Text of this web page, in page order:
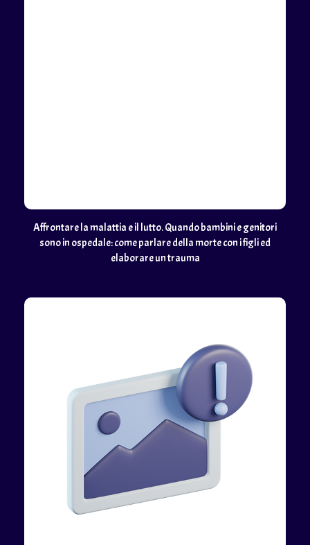
Affrontare la malattia e il lutto. Quando bambini e genitori
sono in ospedale: come parlare della morte con i figli ed
elaborare un trauma